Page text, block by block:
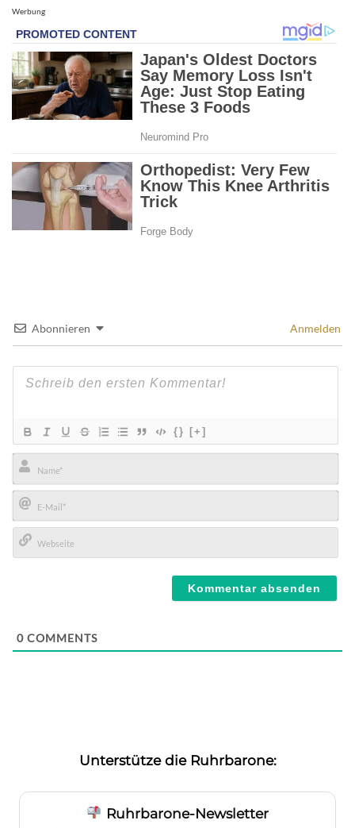
Werbung
Abonnieren Anmelden
{} [+]
Name*
E-
Mail*
0 COMMENTS
Unterstütze die Ruhrbarone:
Ruhrbarone-Newsletter